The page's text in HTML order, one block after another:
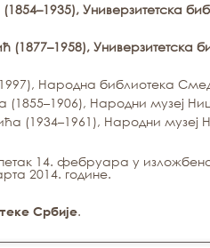
Универзитетска
Универзитетска
Народна библиотека
Народни музеј
(1934–1961), Народни музеј
14. фебруара у
2014. године.
Србије.